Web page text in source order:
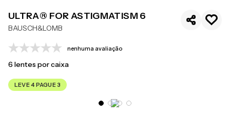
ULTRA® FOR ASTIGMATISM 6
BAUSCH&LOMB
nenhuma avaliação
6 lentes por caixa
LEVE 4 PAGUE 3